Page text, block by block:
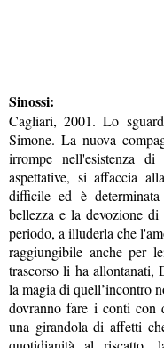
Sinossi:
Cagliari, 2001. Lo
Simone. La nuova
irrompe nell'esistenza
aspettative, si affaccia
difficile ed è
bellezza e la devozione
periodo, a illuderla che
raggiungibile anche per
trascorso li ha allontanati,
la magia di quell’incontro
dovranno fare i conti con
una girandola di affetti